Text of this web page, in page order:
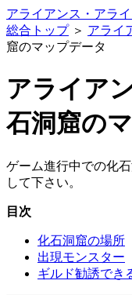
アライアンス・アラ
総合トップ＞ アライ
窟のマップデータ
アライア
石洞窟の
ゲーム進行中での化
して下さい。
目次
化石洞窟の場所
出現モンスター
ギルド勧誘でき